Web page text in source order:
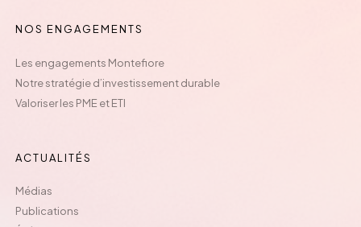
NOS ENGAGEMENTS
Les engagements Montefiore
Notre stratégie d’investissement durable
Valoriser les PME et ETI
ACTUALITÉS
Médias
Publications